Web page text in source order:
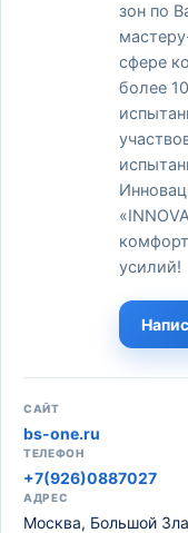
зон по
сфере
более
усилий!
САЙТ
bs-one.ru
ТЕЛЕФОН
+7(926)0887027
АДРЕС
Москва, Большой